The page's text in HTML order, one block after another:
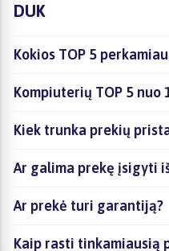
DUK
Kokios TOP 5
Kompiuterių TOP 5
Kiek trunka prekių
Ar galima prekę įsigyti
Ar prekė turi garantiją?
Kaip rasti tinkamiausią